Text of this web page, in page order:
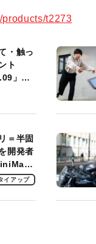
t2273
・触っ
ト
」
しま
＝半固
開発者
イアップ